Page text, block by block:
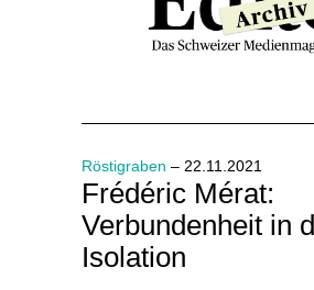
Röstigraben – 22.11.2021
Frédéric Mérat:
Verbundenheit in
Isolation